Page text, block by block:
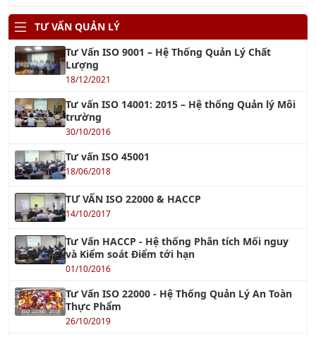
Tư Vấn ISO 9001 – Hệ Thống Quản Lý Chất
Lượng
18/12/2021
Tư vấn ISO 14001: 2015 – Hệ thống Quản lý Môi
trường
30/10/2016
Tư vấn ISO 45001
18/06/2018
TƯ VẤN ISO 22000 & HACCP
Tư Vấn HACCP - Hệ thống Phân tích Mối nguy
và Kiểm soát Điểm tới hạn
01/10/2016
Tư Vấn ISO 22000 - Hệ Thống Quản Lý An Toàn
Thực Phẩm
26/10/2019
TƯ VẤN ISO 13485 : 2016
07/04/2018